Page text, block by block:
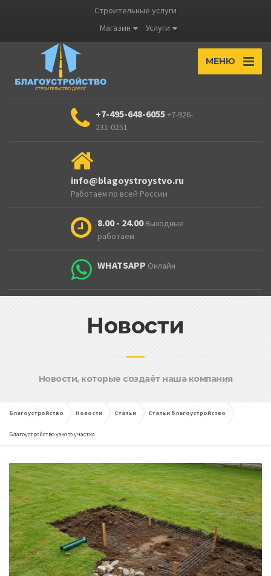
Строительные услуги
Магазин
Услуги
МЕНЮ
+7-495-648-6055+7-926-
231-0251
info@blagoystroystvo.ru
Работаем по всей России
8.00 - 24.00 Выходные
работаем
WHATSAPP Онлайн
Новости
Новости, которые создаёт наша компания
Благоустройство Новости Статьи Статьи благоустройство
Благоустройство узкого участка